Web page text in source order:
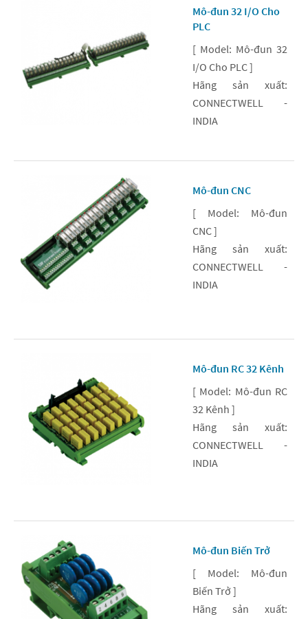
Mô-đun 32 I/O Cho
PLC
[ Model: Mô-đun 32
I/O Cho PLC ]
Hãng sản xuất:
CONNECTWELL -
INDIA
Mô-đun CNC
[ Model: Mô-đun
CNC ]
Hãng sản xuất:
CONNECTWELL -
INDIA
Mô-đun RC 32 Kênh
[ Model: Mô-đun RC
32 Kênh ]
Hãng sản xuất:
CONNECTWELL -
INDIA
Mô-đun Biến Trở
[ Model: Mô-đun
Biến Trở ]
Hãng sản xuất: